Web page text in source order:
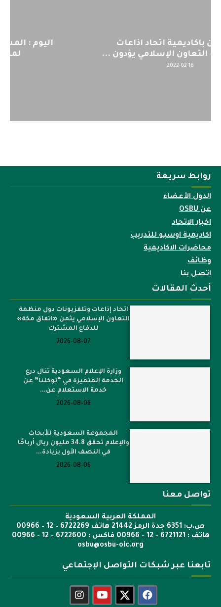
اليوم : المشاركة بالاجتماع التحضيري
لمنظمي قمة اسيا...
روابط سريعة
الدول الأعضاء
عن OSBU
اخبار الاتحاد
اكاديمية اوسبو للتدريب
محاضرات الاكاديمية
وظائف
إتصل بنا
أحدث المقالات
اتحاد إذاعات وتلفزيونات دول منظمة
التعاون الإسلامي يثمن «اتفاق مكة»
للدفاع المشترك
2026-08-07
وزارة الإعلام السعودية تنال درع
الخدمة المتميزة في “توكلنا” عن
خدمة الاستعلام عن...
2026-08-06
المجموعة السعودية للأبحاث
والإعلام تحقق 34.8 مليون ريال أرباحًا
في النصف الأول بزيادة...
2026-08-06
تواصل معنا
المملكة العربية السعودية
ص.ب: 6351 جدة الرمز 21442 هاتف 6722269 – 12 – 00966
هاتف : 6721121 – 12 – 00966 فاكس : 6722600 – 12 – 00966
osbu@osbu-oic.org
تابعنا عبر شبكات التواصل الإجتماعي